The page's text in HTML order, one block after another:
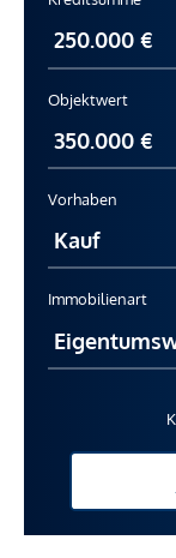
Objektwert
Vorhaben
Immobilienart